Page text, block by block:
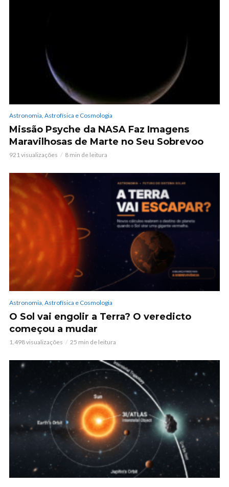
Astronomia, Astrofísica e Cosmologia
Missão Psyche da NASA Faz Imagens
Maravilhosas de Marte no Seu Sobrevoo
921 visualizações 8 min de leitura
Astronomia, Astrofísica e Cosmologia
O Sol vai engolir a Terra? O veredicto
começou a mudar
1.498 visualizações 25 min de leitura